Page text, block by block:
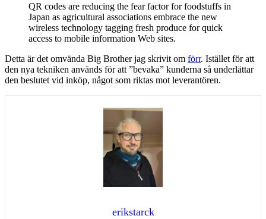
QR codes are reducing the fear factor for foodstuffs in
Japan as agricultural associations embrace the new
wireless technology tagging fresh produce for quick
access to mobile information Web sites.
Detta är det omvända Big Brother jag skrivit om förr. Istället för att
den nya tekniken används för att ”bevaka” kunderna så underlättar
den beslutet vid inköp, något som riktas mot leverantören.
erikstarck